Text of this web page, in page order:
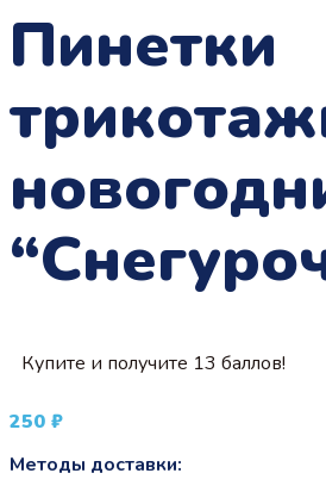
Пинетки
Купите и получите 13 баллов!
250 ₽
Методы доставки: